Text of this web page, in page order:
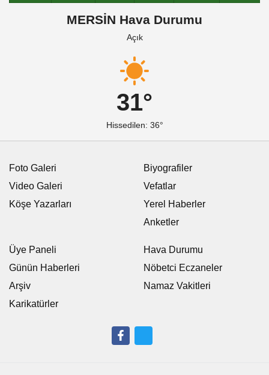
MERSİN Hava Durumu
Açık
31°
Hissedilen: 36°
Foto Galeri
Video Galeri
Köşe Yazarları
Biyografiler
Vefatlar
Yerel Haberler
Anketler
Üye Paneli
Günün Haberleri
Arşiv
Karikatürler
Hava Durumu
Nöbetci Eczaneler
Namaz Vakitleri